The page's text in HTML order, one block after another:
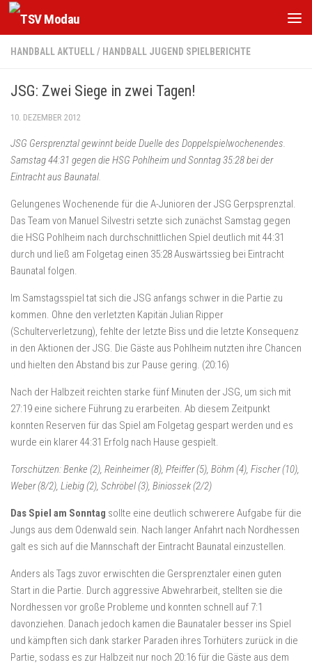
Zum Inhalt springen
HANDBALL AKTUELL/ HANDBALL JUGEND SPIELBERICHTE
JSG: Zwei Siege in zwei Tagen!
10. DEZEMBER 2012
JSG Gersprenztal gewinnt beide Duelle des Doppelspielwochenendes.
Samstag 44:31 gegen die HSG Pohlheim und Sonntag 35:28 bei der
Eintracht aus Baunatal.
Gelungenes Wochenende für die A-Junioren der JSG Gerpsprenztal.
Das Team von Manuel Silvestri setzte sich zunächst Samstag gegen
die HSG Pohlheim nach durchschnittlichen Spiel deutlich mit 44:31
durch und ließ am Folgetag einen 35:28 Auswärtssieg bei Eintracht
Baunatal folgen.
Im Samstagsspiel tat sich die JSG anfangs schwer in die Partie zu
kommen. Ohne den verletzten Kapitän Julian Ripper
(Schulterverletzung), fehlte der letzte Biss und die letzte Konsequenz
in den Aktionen der JSG. Die Gäste aus Pohlheim nutzten ihre Chancen
und hielten den Abstand bis zur Pause gering. (20:16)
Nach der Halbzeit reichten starke fünf Minuten der JSG, um sich mit
27:19 eine sichere Führung zu erarbeiten. Ab diesem Zeitpunkt
konnten Reserven für das Spiel am Folgetag gespart werden und es
wurde ein klarer 44:31 Erfolg nach Hause gespielt.
Torschützen: Benke (2), Reinheimer (8), Pfeiffer (5), Böhm (4), Fischer (10),
Weber (8/2), Liebig (2), Schröbel (3), Biniossek (2/2)
Das Spiel am Sonntag sollte eine deutlich schwerere Aufgabe für die
Jungs aus dem Odenwald sein. Nach langer Anfahrt nach Nordhessen
galt es sich auf die Mannschaft der Eintracht Baunatal einzustellen.
Anders als Tags zuvor erwischten die Gersprenztaler einen guten
Start in die Partie. Durch aggressive Abwehrarbeit, stellten sie die
Nordhessen vor große Probleme und konnten schnell auf 7:1
davonziehen. Danach jedoch kamen die Baunataler besser ins Spiel
und kämpften sich dank starker Paraden ihres Torhüters zurück in die
Partie, sodass es zur Halbzeit nur noch 20:16 für die Gäste aus dem